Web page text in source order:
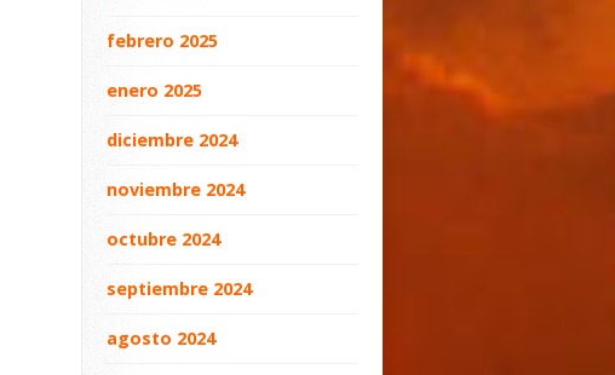
febrero 2025
enero 2025
diciembre 2024
noviembre 2024
octubre 2024
septiembre 2024
agosto 2024